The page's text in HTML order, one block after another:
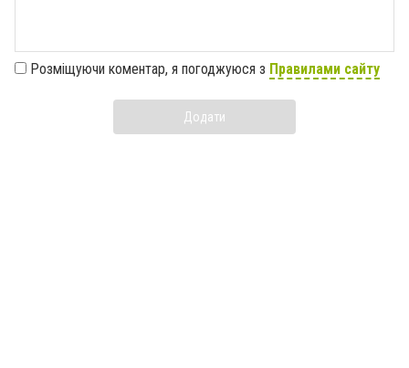
Розміщуючи коментар, я погоджуюся з Правилами сайту
Додати